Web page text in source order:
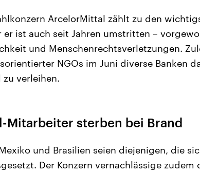
ArcelorMittal zählt zu den
er ist auch seit Jahren umstritten –
und Menschenrechtsverletzungen.
NGOs im Juni diverse Banken
verleihen.
sterben bei Brand
und Brasilien seien diejenigen, die
Der Konzern vernachlässige zudem